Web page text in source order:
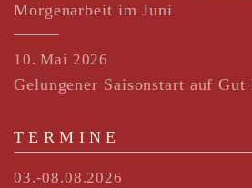
Morgenarbeit im Juni
10. Mai 2026
Gelungener Saisonstart auf Gut
TERMINE
03.-08.08.2026